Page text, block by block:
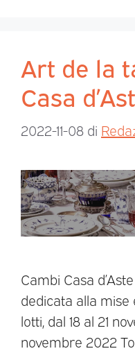
Art de la
Casa
2022-11-08 di
Cambi Casa
dedicata alla mise
lotti, dal 18 al 21
novembre 2022